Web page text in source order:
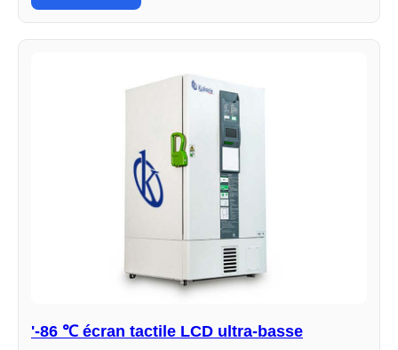
'-86 ℃ écran tactile LCD ultra-basse